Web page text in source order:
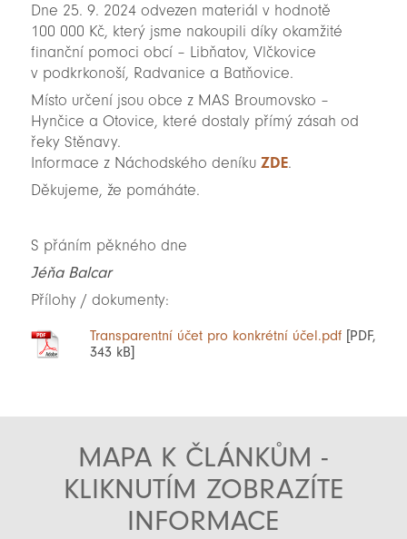
Dne 25. 9. 2024 odvezen materiál v hodnotě
100 000 Kč, který jsme nakoupili díky okamžité
finanční pomoci obcí – Libňatov, Vlčkovice
v podkrkonoší, Radvanice a Batňovice.
Místo určení jsou obce z MAS Broumovsko –
Hynčice a Otovice, které dostaly přímý zásah od
řeky Stěnavy.
Informace z Náchodského deníku ZDE.
Děkujeme, že pomáháte.
S přáním pěkného dne
Jéňa Balcar
Přílohy / dokumenty:
Transparentní účet pro konkrétní účel.pdf[PDF,
343 kB]
MAPA K ČLÁNKŮM -
KLIKNUTÍM ZOBRAZÍTE
INFORMACE